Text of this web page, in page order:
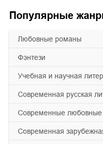
Популярные
любовные романы
фэнтези
учебная и научная
современная русская
современные
современная